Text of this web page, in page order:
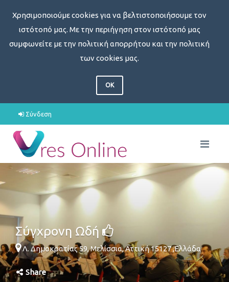
Χρησιμοποιούμε cookies για να βελτιστοποιήσουμε τον
ιστότοπό μας. Με την περιήγηση στον ιστότοπό μας
συμφωνείτε με την πολιτική απορρήτου και την πολιτική
των cookies μας.
OK
Σύνδεση
Σύγχρονη Ωδή
Λ. Δημοκρατίας 59,Μελίσσια,Αττική15127,Ελλάδα
Share